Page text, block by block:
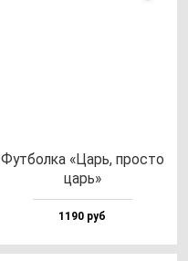
Фут­бол­ка «Царь, прос­то
царь»
1190 руб